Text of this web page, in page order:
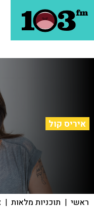
איריס קול
ראשי | תוכניות מלאות |